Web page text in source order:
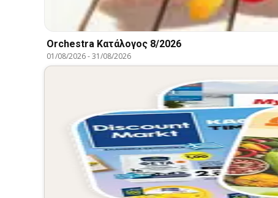
Orchestra Kατάλογος 8/2026
01/08/2026-31/08/2026